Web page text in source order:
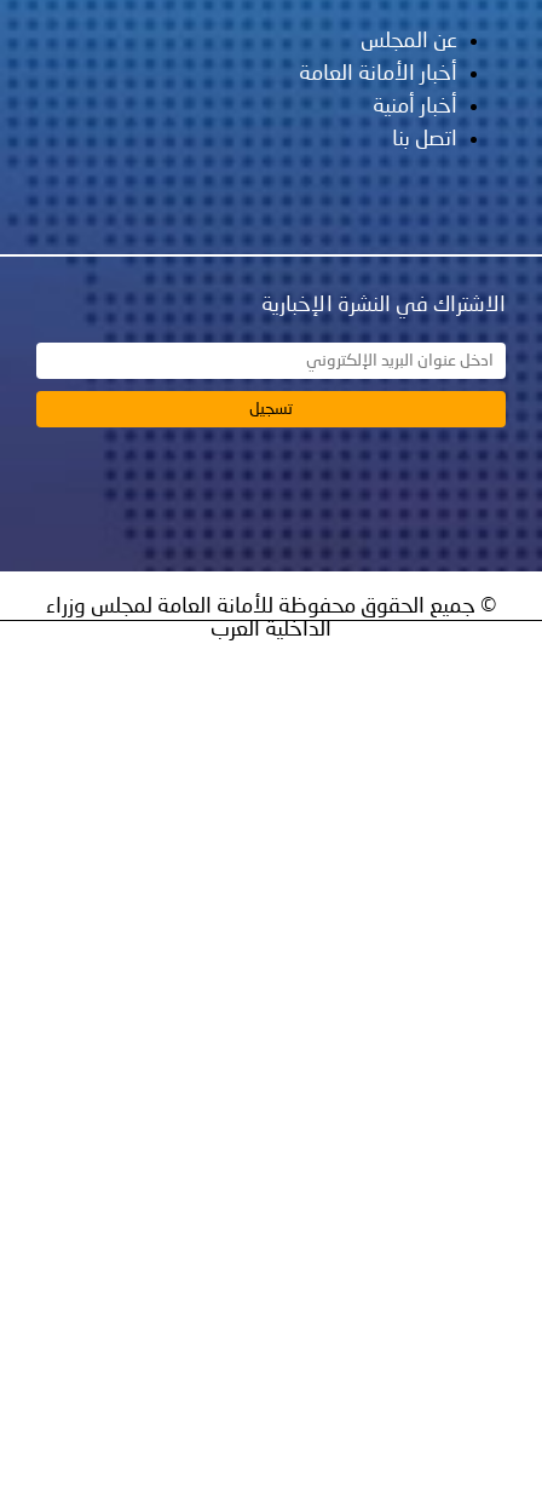
العامة
الإخبارية
محفوظة للأمانة العامة لمجلس وزراء